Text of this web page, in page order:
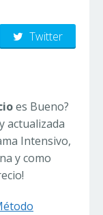
Twitter
es Bueno?
actualizada
Intensivo,
y como